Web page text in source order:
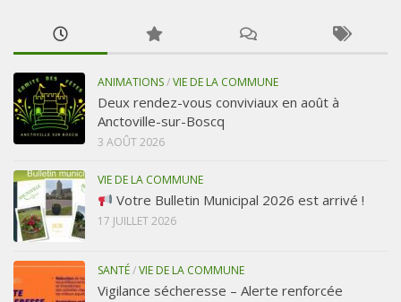
ANIMATIONS/VIE DE LA COMMUNE
Deux rendez-vous conviviaux en août à
Anctoville-sur-Boscq
3 AOÛT 2026
VIE DE LA COMMUNE
Votre Bulletin Municipal 2026 est arrivé !
17 JUILLET 2026
SANTÉ/VIE DE LA COMMUNE
Vigilance sécheresse – Alerte renforcée